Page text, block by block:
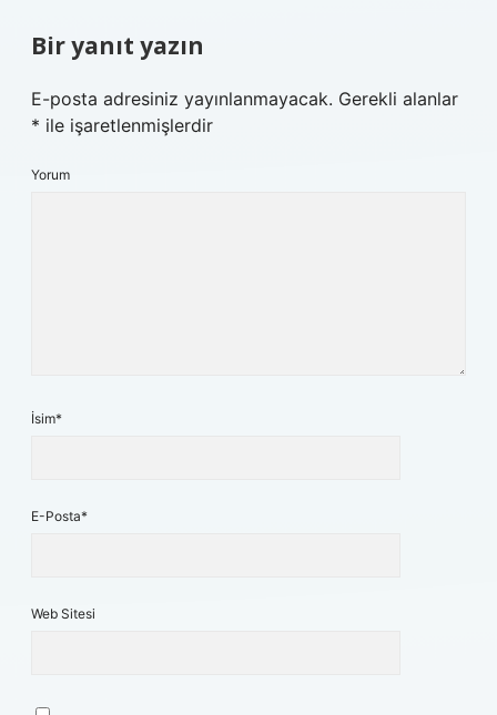
Bir yanıt yazın
E-posta adresiniz yayınlanmayacak. Gerekli alanlar
* ile işaretlenmişlerdir
Yorum
İsim*
E-Posta*
Web Sitesi